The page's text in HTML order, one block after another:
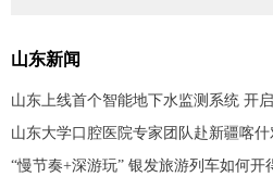
山东新闻
山东上线首个智能地下水监测系统 开
山东大学口腔医院专家团队赴新疆喀什
“慢节奏+深游玩” 银发旅游列车如何开